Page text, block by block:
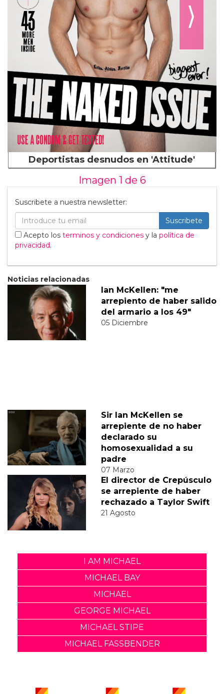
⟩
Deportistas desnudos en 'Attitude'
Imagen 1 de 6
Suscribete a nuestra newsletter:
Suscribete
Acepto los terminos y condiciones y la política de
privacidad.
Noticias relacionadas
Ian McKellen: "me
arrepiento de haber salido
del armario a los 49"
05 Diciembre
Sir Ian McKellen se
arrepiente de no haber
declarado su
homosexualidad a su
padre
07 Marzo
El director de Crepúsculo
se arrepiente de haber
rechazado a Taylor Swift
21 Agosto
I AM MICHAEL
MICHAEL BAY
MICHAEL
GEORGE MICHAEL
MICHAEL STIPE
MICHAEL FASSBENDER